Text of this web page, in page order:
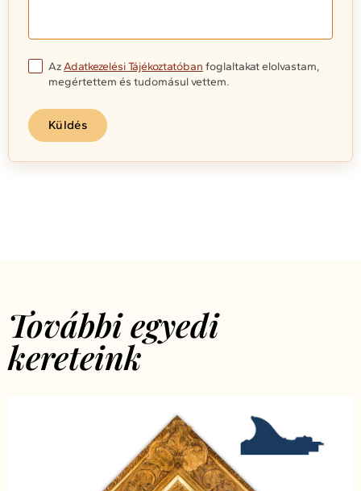
AzAdatkezelési Tájékoztatóban foglaltakat elolvastam,
megértettem és tudomásul vettem.
Küldés
További egyedi
kereteink